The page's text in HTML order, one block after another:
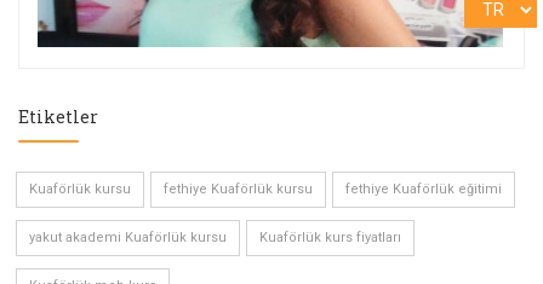
Etiketler
Kuaförlük kursu fethiye Kuaförlük kursu fethiye Kuaförlük eğitimi
yakut akademi Kuaförlük kursu Kuaförlük kurs fiyatları